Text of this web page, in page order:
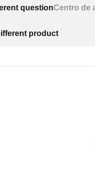
questionCentro de
product